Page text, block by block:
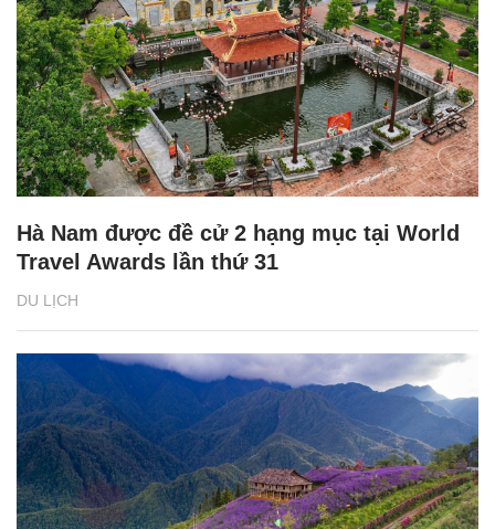
DU LỊCH
Hà Nam được đề cử 2 hạng mục tại World
Travel Awards lần thứ 31